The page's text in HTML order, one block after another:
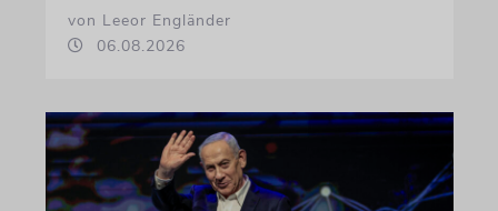
von Leeor Engländer
06.08.2026